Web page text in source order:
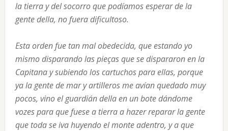
la tierra y del socorro que podíamos esperar de la
gente della, no fuera dificultoso.
Esta orden fue tan mal obedecida, que estando yo
mismo disparando las pieças que se dispararon en la
Capitana y subiendo los cartuchos para ellas, porque
ya la gente de mar y artilleros me avían quedado muy
pocos, vino el guardián della en un bote dándome
vozes para que fuese a tierra a hazer reparar la gente
que toda se iva huyendo el monte adentro, y a que